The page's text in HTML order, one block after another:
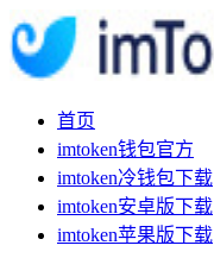
首页
imtoken钱包官方
imtoken冷钱包下载
imtoken安卓版下载
imtoken苹果版下载